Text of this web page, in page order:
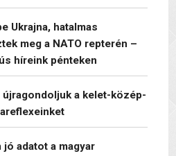
Ukrajna, hatalmas
meg a NATO repterén –
híreink pénteken
újragondoljuk a kelet-közép-
jó adatot a magyar